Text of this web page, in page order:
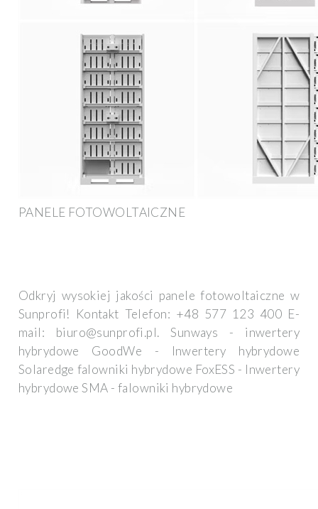
PANELE FOTOWOLTAICZNE
Odkryj wysokiej jakości panele fotowoltaiczne w
Sunprofi! Kontakt Telefon: +48 577 123 400 E-
mail: biuro@sunprofi.pl. Sunways - inwertery
hybrydowe GoodWe - Inwertery hybrydowe
Solaredge falowniki hybrydowe FoxESS - Inwertery
hybrydowe SMA - falowniki hybrydowe